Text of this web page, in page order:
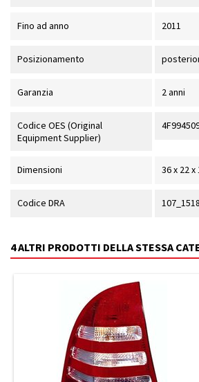
Fino ad anno 2011
Posizionamento
Garanzia 2 anni
Codice OES (Original
Equipment Supplier)
Dimensioni 36 x 22 x
Codice DRA
4 ALTRI PRODOTTI DELLA STESSA